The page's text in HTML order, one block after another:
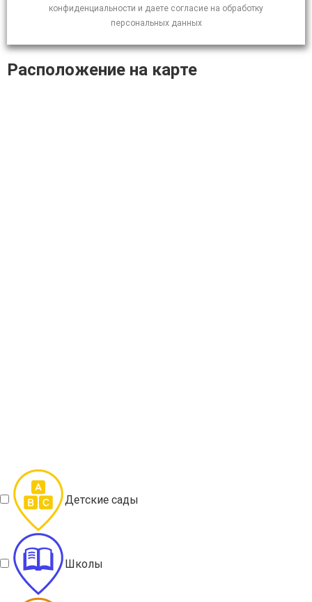
конфиденциальности и даете согласие на обработку
персональных данных
Расположение на карте
Детские сады
Школы